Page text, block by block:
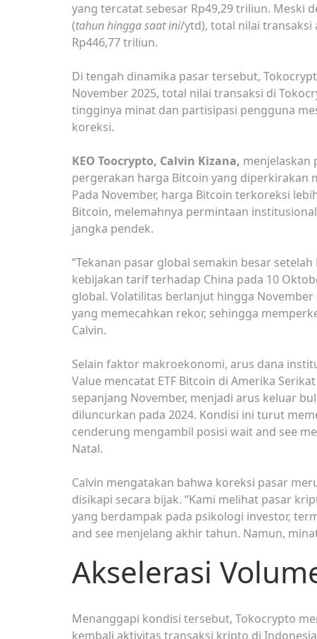
yang tercatat sebesar Rp49,29 triliun. Meski
(tahun hingga saat ini/ytd), total nilai transaksi
Rp446,77 triliun.
Di tengah dinamika pasar tersebut,
November 2025, total nilai transaksi di
tingginya minat dan partisipasi pengguna
koreksi.
KEO Toocrypto, Calvin Kizana, menjelaskan
pergerakan harga Bitcoin yang diperkirakan
Pada November, harga Bitcoin terkoreksi
Bitcoin, melemahnya permintaan
jangka pendek.
“Tekanan pasar global semakin besar
kebijakan tarif terhadap China pada 10
global. Volatilitas berlanjut hingga
yang memecahkan rekor, sehingga
Calvin.
Selain faktor makroekonomi, arus dana
Value mencatat ETF Bitcoin di Amerika
sepanjang November, menjadi arus keluar
diluncurkan pada 2024. Kondisi ini turut
cenderung mengambil posisi wait and see
Natal.
Calvin mengatakan bahwa koreksi pasar
disikapi secara bijak. “Kami melihat pasar
yang berdampak pada psikologi investor,
and see menjelang akhir tahun. Namun,
Akselerasi
Menanggapi kondisi tersebut, Tokocrypto
kembali aktivitas transaksi kripto di